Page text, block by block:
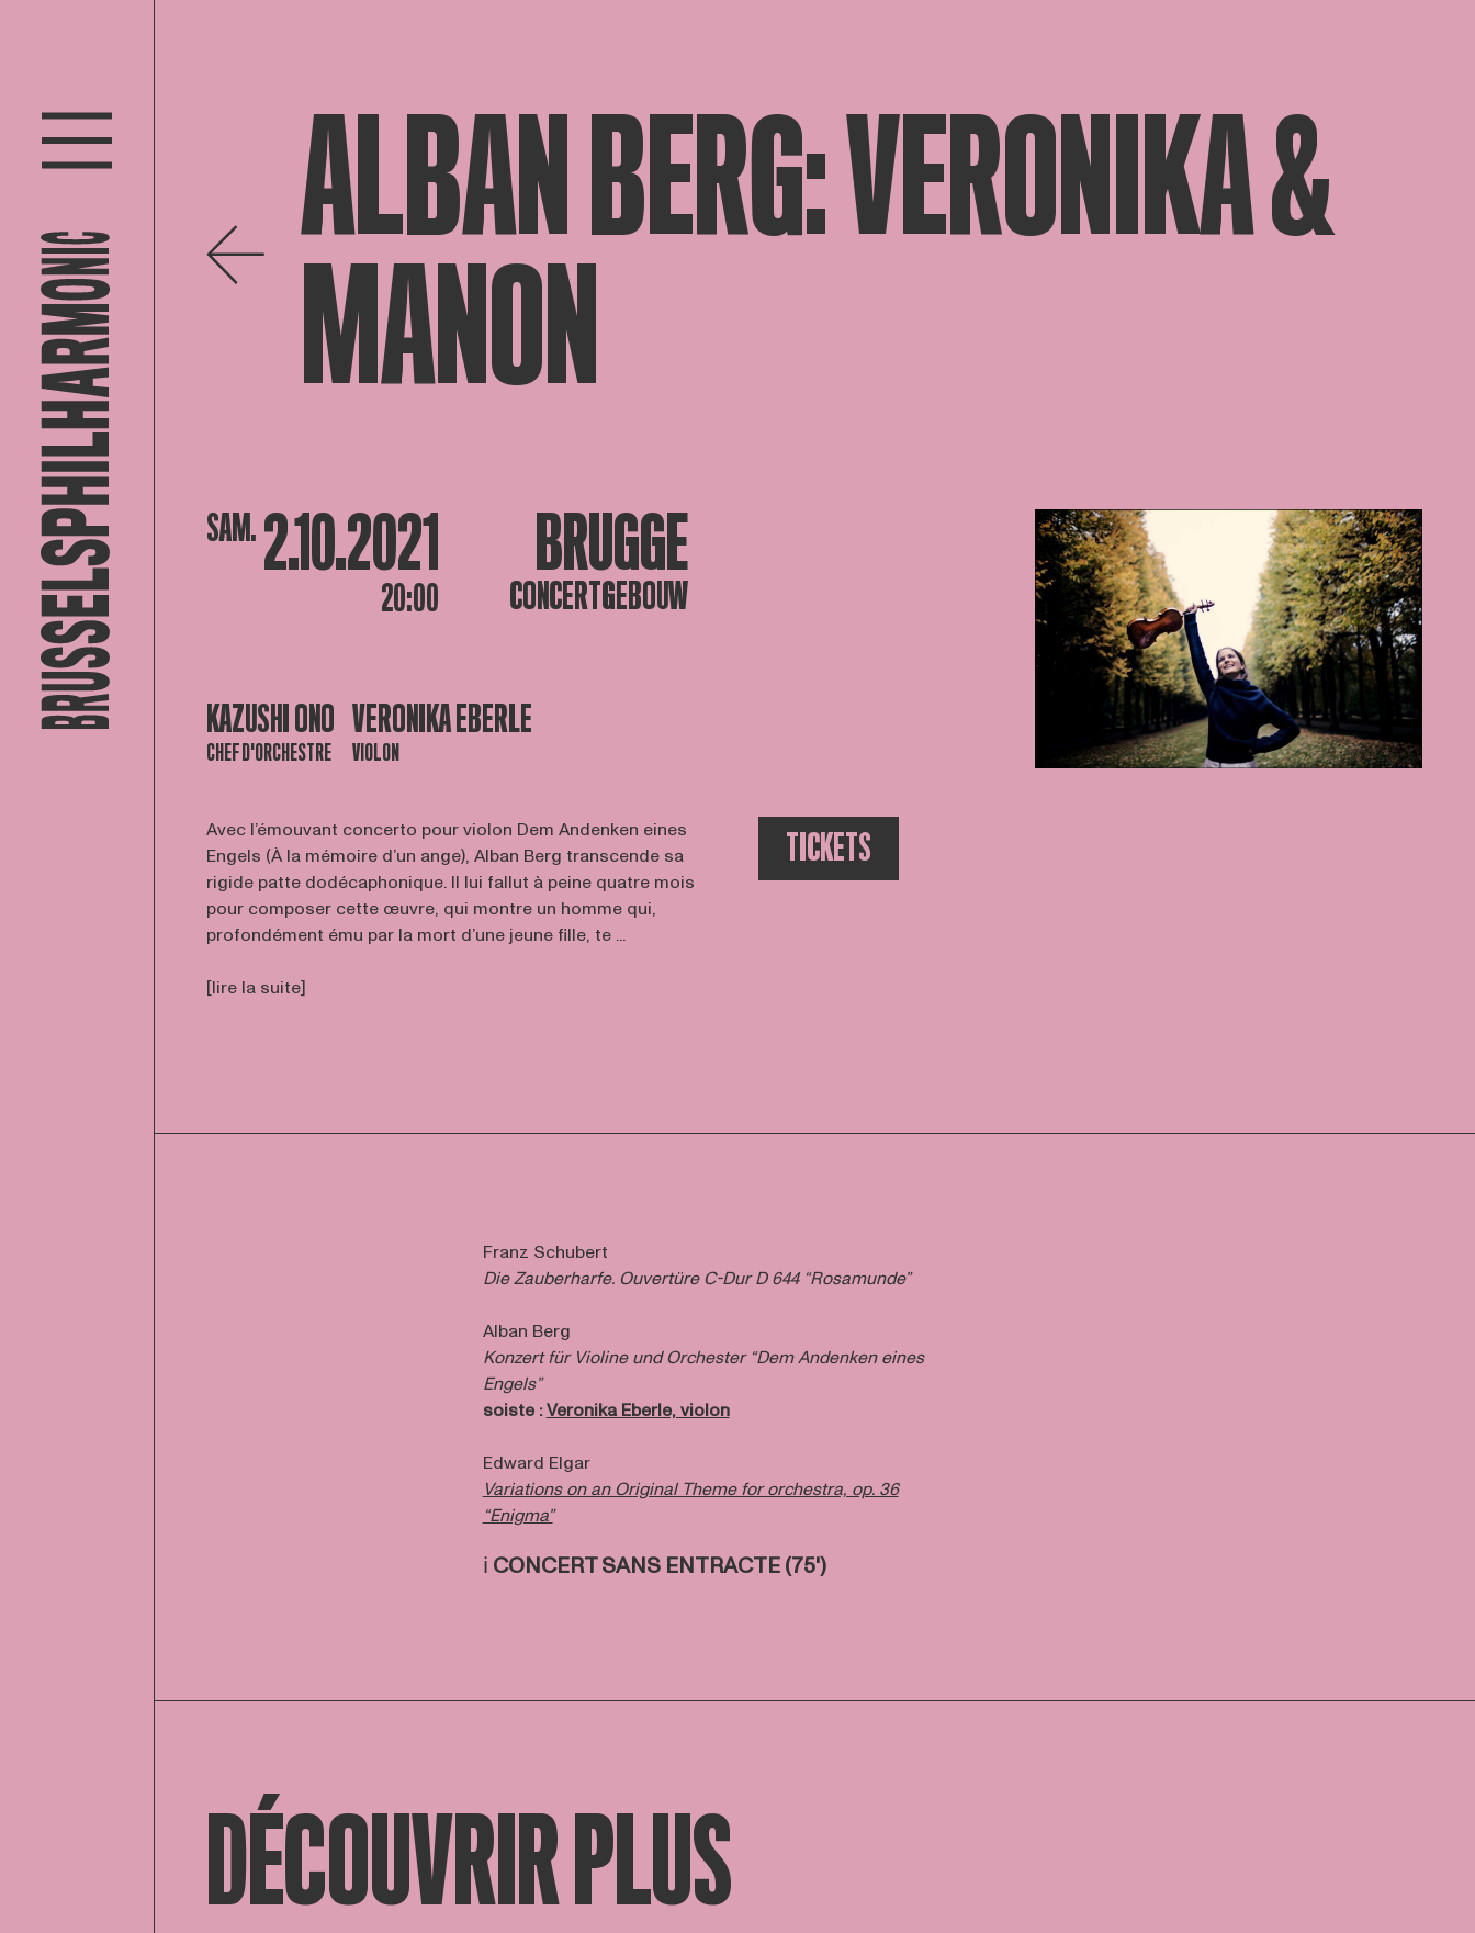
ALBAN BERG: VERONIKA &
MANON
SAM. 2.10.2021
20:00
BRUGGE
CONCERTGEBOUW
KAZUSHI ONO
CHEF D'ORCHESTRE
VERONIKA EBERLE
VIOLON
Avec l’émouvant concerto pour violon Dem Andenken eines
Engels (À la mémoire d’un ange), Alban Berg transcende sa
rigide patte dodécaphonique. Il lui fallut à peine quatre mois
pour composer cette œuvre, qui montre un homme qui,
profondément ému par la mort d’une jeune fille, te ...
[lire la suite]
TICKETS
Franz Schubert
Die Zauberharfe. Ouvertüre C-Dur D 644 “Rosamunde”
Alban Berg
Konzert für Violine und Orchester “Dem Andenken eines
Engels”
soiste :Veronika Eberle, violon
Edward Elgar
Variations on an Original Theme for orchestra, op. 36
“Enigma”
ℹ️ CONCERT SANS ENTRACTE (75')
DÉCOUVRIR PLUS